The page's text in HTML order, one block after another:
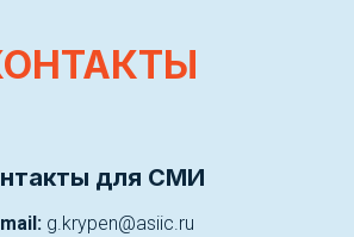
для СМИ
g.krypen@asiic.ru